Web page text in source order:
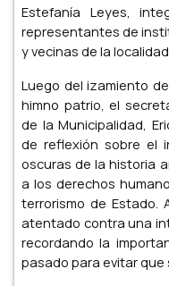
Estefanía Leyes,
representantes de
y vecinas de la
Luego del izamiento
himno patrio, el
de la Municipalidad,
de reflexión sobre el
oscuras de la historia
a los derechos
terrorismo de Estado.
atentado contra una
recordando la
pasado para evitar